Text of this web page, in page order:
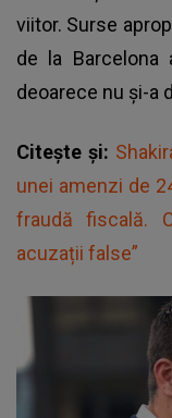
viitor. Surse
de la Barcelona
deoarece nu și-a
Citește și:
unei amenzi de
fraudă fiscală.
acuzații false”